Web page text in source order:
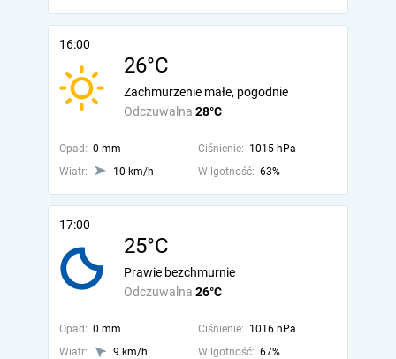
16:00
26°C
Odczuwalna 28°C
Zachmurzenie małe, pogodnie
Opad: 0 mm Ciśnienie: 1015 hPa
Wiatr:
10 km/h Wilgotność: 63%
17:00
25°C
Odczuwalna 26°C
Prawie bezchmurnie
Opad: 0 mm Ciśnienie: 1016 hPa
Wiatr:
9 km/h Wilgotność: 67%